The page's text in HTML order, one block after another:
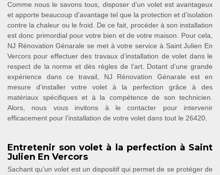
Comme nous le savons tous, disposer d’un volet est avantageux
et apporte beaucoup d’avantage tel que la protection et d’isolation
contre la chaleur ou le froid. De ce fait, procéder à son installation
est donc primordial pour votre bien et de votre maison. Pour cela,
NJ Rénovation Génarale se met à votre service à Saint Julien En
Vercors pour effectuer des travaux d’installation de volet dans le
respect de la norme et dès règles de l’art. Dotant d’une grande
expérience dans ce travail, NJ Rénovation Génarale est en
mesure d’installer votre volet à la perfection grâce à des
matériaux spécifiques et à la compétence de son technicien.
Alors, nous vous invitons à le contacter pour intervenir
efficacement pour l’installation de votre volet dans tout le 26420.
Entretenir son volet à la perfection à Saint
Julien En Vercors
Sachant qu’un volet est un dispositif qui permet de se protéger de